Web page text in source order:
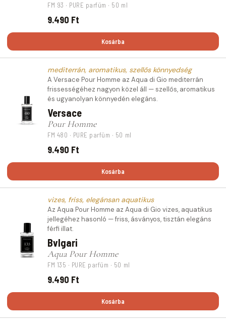
FM 93 · PURE parfüm · 50 ml
9.490 Ft
Kosárba
mediterrán, aromatikus, szellős könnyedség
A Versace Pour Homme az Aqua di Gio mediterrán
frissességéhez nagyon közel áll — szellős, aromatikus
és ugyanolyan könnyedén elegáns.
Versace
Pour Homme
FM 480 · PURE parfüm · 50 ml
9.490 Ft
Kosárba
vizes, friss, elegánsan aquatikus
Az Aqua Pour Homme az Aqua di Gio vizes, aquatikus
jellegéhez hasonló — friss, ásványos, tisztán elegáns
férfi illat.
Bvlgari
Aqua Pour Homme
FM 135 · PURE parfüm · 50 ml
9.490 Ft
Kosárba